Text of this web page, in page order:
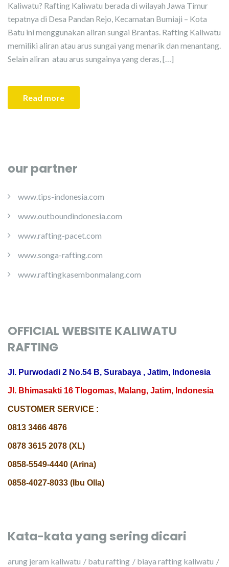
Kaliwatu? Rafting Kaliwatu berada di wilayah Jawa Timur
tepatnya di Desa Pandan Rejo, Kecamatan Bumiaji – Kota
Batu ini menggunakan aliran sungai Brantas. Rafting Kaliwatu
memiliki aliran atau arus sungai yang menarik dan menantang.
Selain aliran atau arus sungainya yang deras, […]
Read more
our partner
www.tips-indonesia.com
www.outboundindonesia.com
www.rafting-pacet.com
www.songa-rafting.com
www.raftingkasembonmalang.com
OFFICIAL WEBSITE KALIWATU
RAFTING
Jl. Purwodadi 2 No.54 B, Surabaya , Jatim, Indonesia
Jl. Bhimasakti 16 Tlogomas, Malang, Jatim, Indonesia
CUSTOMER SERVICE :
0813 3466 4876
0878 3615 2078 (XL)
0858-5549-4440 (Arina)
0858-4027-8033 (Ibu Olla)
Kata-kata yang sering dicari
arung jeram kaliwatu batu rafting
biaya rafting kaliwatu